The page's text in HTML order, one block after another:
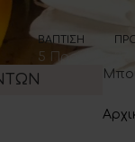
ΒΆΠΤΙΣΗ
5 Προϊόντα